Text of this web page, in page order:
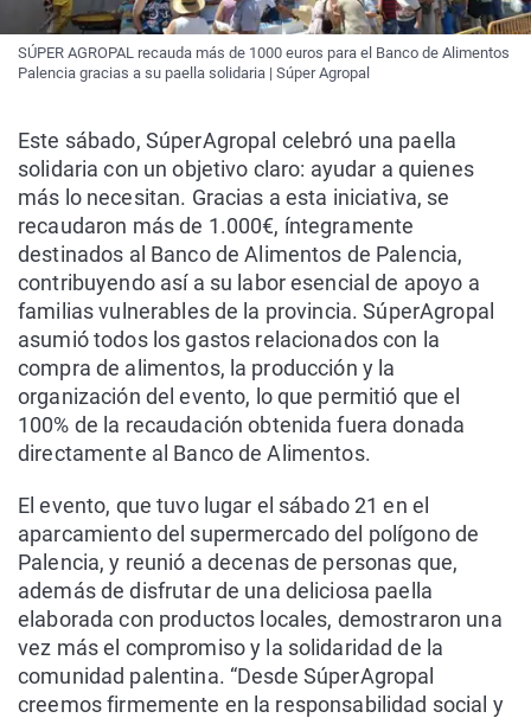
SÚPER AGROPAL recauda más de 1000 euros para el Banco de Alimentos
Palencia gracias a su paella solidaria | Súper Agropal
Este sábado, SúperAgropal celebró una paella
solidaria con un objetivo claro: ayudar a quienes
más lo necesitan. Gracias a esta iniciativa, se
recaudaron más de 1.000€, íntegramente
destinados al Banco de Alimentos de Palencia,
contribuyendo así a su labor esencial de apoyo a
familias vulnerables de la provincia. SúperAgropal
asumió todos los gastos relacionados con la
compra de alimentos, la producción y la
organización del evento, lo que permitió que el
100% de la recaudación obtenida fuera donada
directamente al Banco de Alimentos.
El evento, que tuvo lugar el sábado 21 en el
aparcamiento del supermercado del polígono de
Palencia, y reunió a decenas de personas que,
además de disfrutar de una deliciosa paella
elaborada con productos locales, demostraron una
vez más el compromiso y la solidaridad de la
comunidad palentina. “Desde SúperAgropal
creemos firmemente en la responsabilidad social y